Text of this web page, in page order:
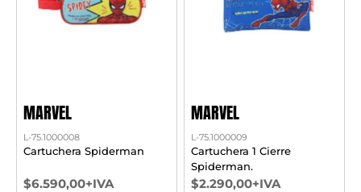
MARVEL
L-75.1000008
Cartuchera Spiderman
$6.590,00+IVA
MARVEL
L-75.1000009
Cartuchera 1 Cierre
Spiderman.
$2.290,00+IVA